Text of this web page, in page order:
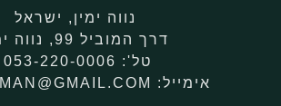
נווה ימין, ישראל
דרך המוביל 99, נווה ימין
טל': 053-220-0006
אימייל: NIVOSMAN@GMAIL.COM